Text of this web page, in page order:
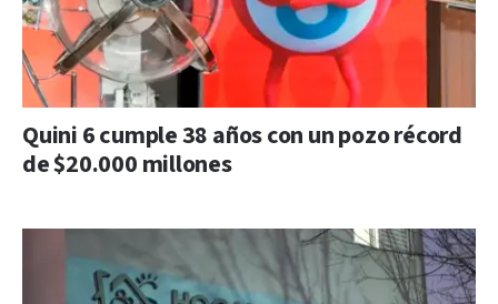
Quini 6 cumple 38 años con un pozo récord
de $20.000 millones